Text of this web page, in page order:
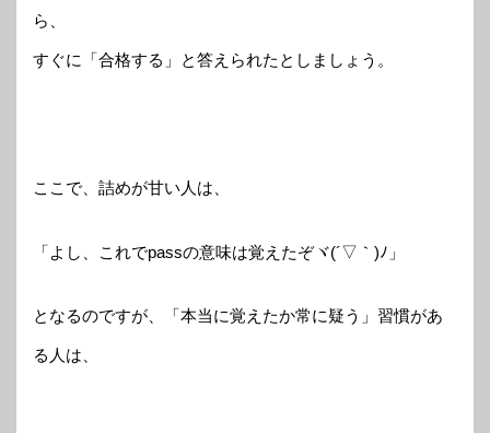
ら、
すぐに「合格する」と答えられたとしましょう。
ここで、詰めが甘い人は、
「よし、これでpassの意味は覚えたぞヾ(´▽｀)ﾉ」
となるのですが、「本当に覚えたか常に疑う」習慣があ
る人は、